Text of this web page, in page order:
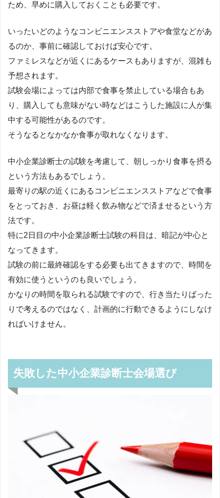
ため、早めに購入しておくことも必要です。
いったいどのようなコンビニエンスストアや食堂などがあ
るのか、事前に確認しておけば安心です。
ファミレスなどが近くにあるケースもありますが、混雑も
予想されます。
試験会場によっては内部で食事を禁止している場合もあ
り、購入しても意味がない時などはこうした施設に人が集
中する可能性があるのです。
そうなるとなかなか食事が取れなくなります。
中小企業診断士の試験を考慮して、朝しっかり食事を摂る
という方法もあるでしょう。
最寄りの駅の近くにあるコンビニエンスストアなどで食事
をとっておき、お昼は軽く飲み物などで済ませるという方
法です。
特に2日目の中小企業診断士試験の科目は、暗記が中心と
なってきます。
試験の前に最終確認をする必要も出てきますので、時間を
有効に使うというのも良いでしょう。
かなりの時間を取られる試験ですので、行き当たりばった
りで考えるのではなく、計画的に行動できるようにしなけ
ればいけません。
失敗した中小企業診断士会場選び